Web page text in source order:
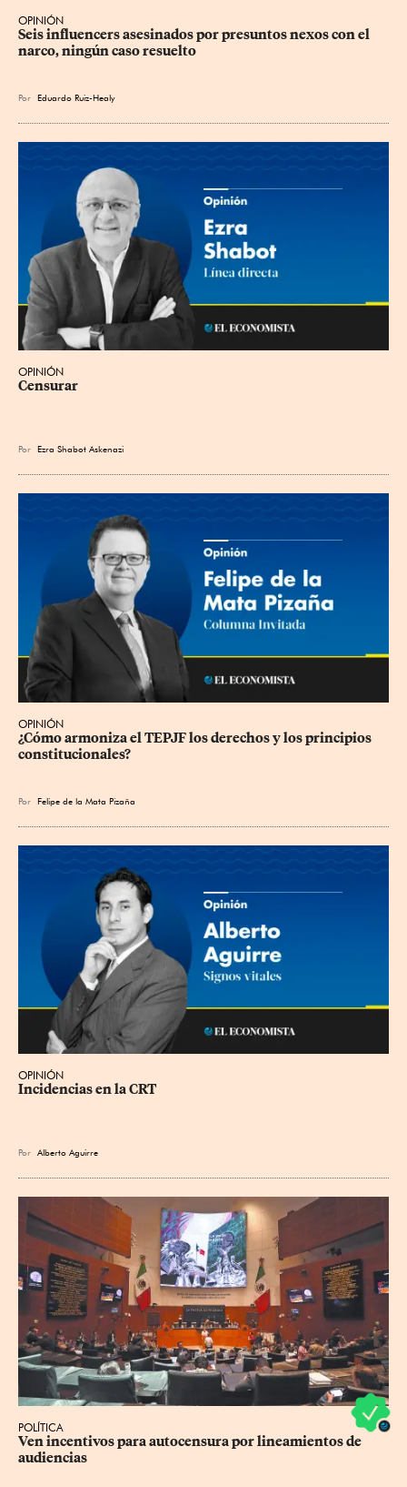
OPINIÓN
Seis influencers asesinados por presuntos nexos con el
narco, ningún caso resuelto
Por Eduardo Ruiz-Healy
OPINIÓN
Censurar
Por Ezra Shabot Askenazi
OPINIÓN
¿Cómo armoniza el TEPJF los derechos y los principios
constitucionales?
Por Felipe de la Mata Pizaña
OPINIÓN
Incidencias en la CRT
Por Alberto Aguirre
POLÍTICA
Ven incentivos para autocensura por lineamientos de
audiencias